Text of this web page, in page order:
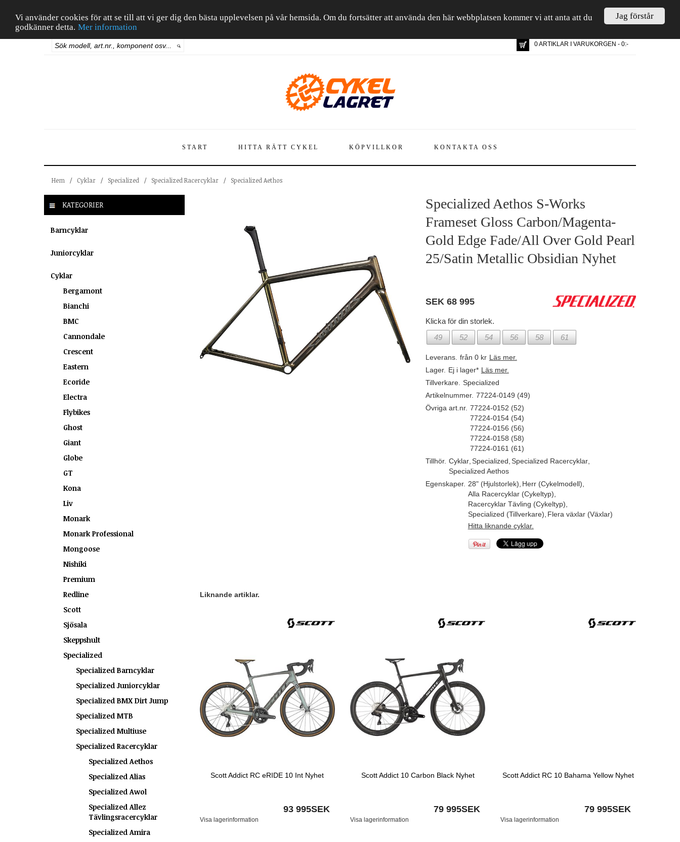
Jag förstår
Vi använder cookies för att se till att vi ger dig den bästa upplevelsen på vår hemsida. Om du fortsätter att använda den här webbplatsen kommer vi att anta att du
godkänner detta. Mer information
0 ARTIKLAR I VARUKORGEN - 0:-
START HITTA RÄTT CYKEL KÖPVILLKOR KONTAKTA OSS
Hem / Cyklar / Specialized / Specialized Racercyklar / Specialized Aethos
KATEGORIER
Barncyklar
Juniorcyklar
Cyklar
Bergamont
Bianchi
BMC
Cannondale
Crescent
Eastern
Ecoride
Electra
Flybikes
Ghost
Giant
Globe
GT
Kona
Liv
Monark
Monark Professional
Mongoose
Nishiki
Premium
Redline
Scott
Sjösala
Skeppshult
Specialized
Specialized Barncyklar
Specialized Juniorcyklar
Specialized BMX Dirt Jump
Specialized MTB
Specialized Multiuse
Specialized Racercyklar
Specialized Aethos
Specialized Alias
Specialized Awol
Specialized Allez
Tävlingsracercyklar
Specialized Amira
Specialized Aethos S-Works
Frameset Gloss Carbon/Magenta-
Gold Edge Fade/All Over Gold Pearl
25/Satin Metallic Obsidian Nyhet
SEK 68 995
Klicka för din storlek.
49
52 54 56 58 61
Leverans. från 0 kr Läs mer.
Lager. Ej i lager* Läs mer.
Tillverkare. Specialized
Artikelnummer. 77224-0149 (49)
Övriga art.nr. 77224-0152 (52)
77224-0154 (54)
77224-0156 (56)
77224-0158 (58)
77224-0161 (61)
Tillhör. Cyklar, Specialized Specialized Racercyklar,
Specialized Aethos
Egenskaper. 28" (Hjulstorlek) Herr (Cykelmodell)
Alla Racercyklar (Cykeltyp)
Racercyklar Tävling (Cykeltyp)
Specialized (Tillverkare) Flera växlar (Växlar)
Hitta liknande cyklar.
Liknande artiklar.
Scott Addict RC eRIDE 10 Int Nyhet
93 995SEK
Visa lagerinformation
Scott Addict 10 Carbon Black Nyhet
79 995SEK
Visa lagerinformation
Scott Addict RC 10 Bahama Yellow Nyhet
79 995SEK
Visa lagerinformation